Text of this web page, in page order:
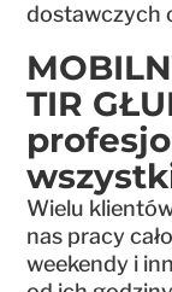
dostawczych
TIR
Wielu
nas pracy
weekendy i